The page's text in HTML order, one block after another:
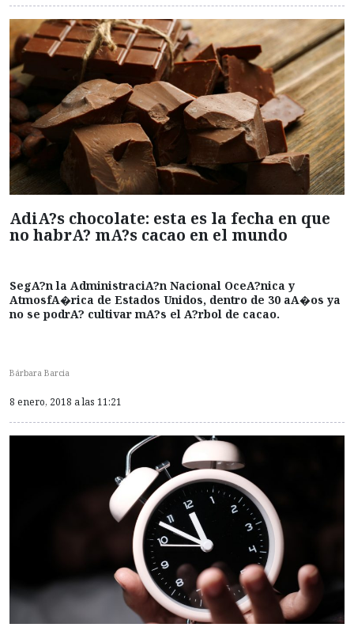
AdiA?s chocolate: esta es la fecha en que
no habrA? mA?s cacao en el mundo
SegA?n la AdministraciA?n Nacional OceA?nica y
AtmosfA�rica de Estados Unidos, dentro de 30 aA�os ya
no se podrA? cultivar mA?s el A?rbol de cacao.
Bárbara Barcia
8 enero, 2018 a las 11:21